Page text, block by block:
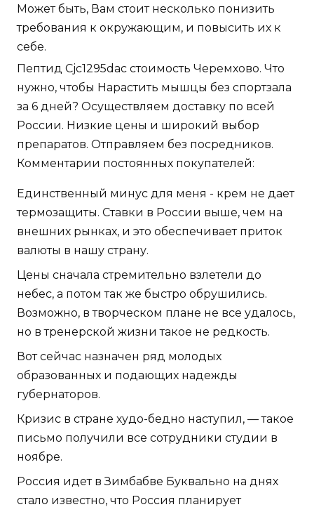
Может быть, Вам стоит несколько понизить
требования к окружающим, и повысить их к
себе.
Пептид Cjc1295dac стоимость Черемхово. Что
нужно, чтобы Нарастить мышцы без спортзала
за 6 дней? Осуществляем доставку по всей
России. Низкие цены и широкий выбор
препаратов. Отправляем без посредников.
Комментарии постоянных покупателей:
Единственный минус для меня - крем не дает
термозащиты. Ставки в России выше, чем на
внешних рынках, и это обеспечивает приток
валюты в нашу страну.
Цены сначала стремительно взлетели до
небес, а потом так же быстро обрушились.
Возможно, в творческом плане не все удалось,
но в тренерской жизни такое не редкость.
Вот сейчас назначен ряд молодых
образованных и подающих надежды
губернаторов.
Кризис в стране худо-бедно наступил, — такое
письмо получили все сотрудники студии в
ноябре.
Россия идет в Зимбабве Буквально на днях
стало известно, что Россия планирует